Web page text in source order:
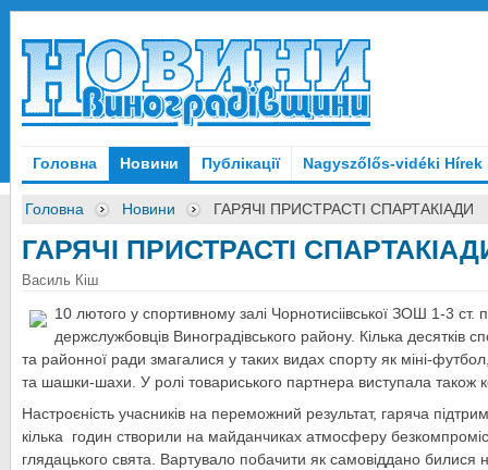
Головна Новини Публікації Nagyszőlős-vidéki Hírek
Головна Новини ГАРЯЧІ ПРИСТРАСТІ СПАРТАКІАДИ
ГАРЯЧІ ПРИСТРАСТІ
Василь Кіш
10 лютого у спортивному залі Чорнотисіівської ЗОШ 1-3 ст.
держслужбовців Виноградівського району. Кілька десятків
та районної ради змагалися у таких видах спорту як міні-
та шашки-шахи. У ролі товариського партнера виступала також
Настроєність учасників на переможний результат, гаряча
кілька годин створили на майданчиках атмосферу
глядацького свята. Вартувало побачити як самовіддано